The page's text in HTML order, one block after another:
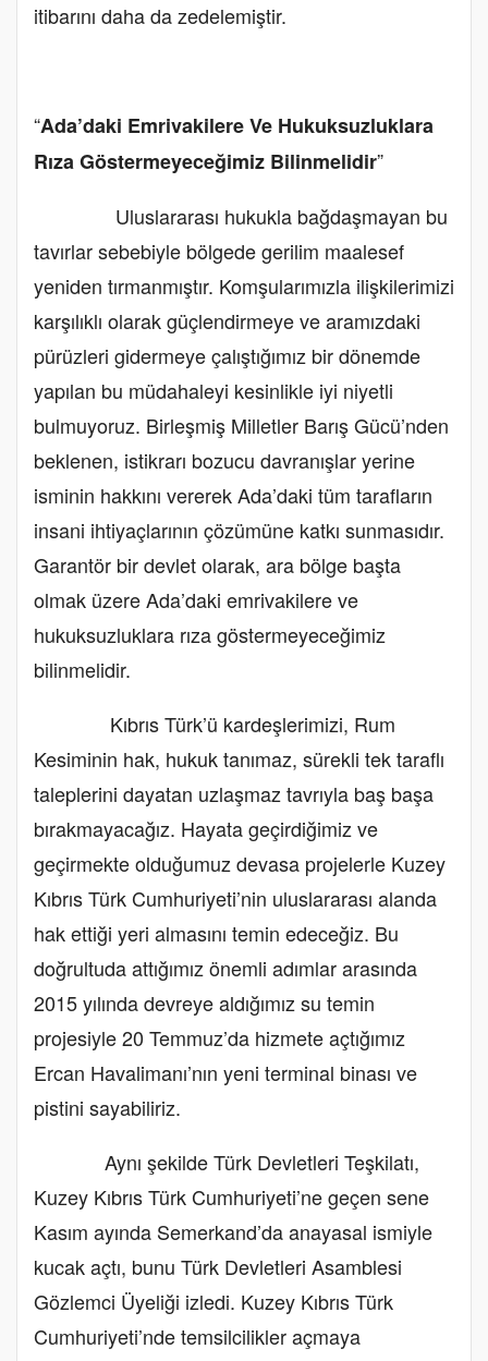
itibarını daha da zedelemiştir.
“Ada’daki Emrivakilere Ve Hukuksuzluklara
Rıza Göstermeyeceğimiz Bilinmelidir”
Uluslararası hukukla bağdaşmayan bu
tavırlar sebebiyle bölgede gerilim maalesef
yeniden tırmanmıştır. Komşularımızla ilişkilerimizi
karşılıklı olarak güçlendirmeye ve aramızdaki
pürüzleri gidermeye çalıştığımız bir dönemde
yapılan bu müdahaleyi kesinlikle iyi niyetli
bulmuyoruz. Birleşmiş Milletler Barış Gücü’nden
beklenen, istikrarı bozucu davranışlar yerine
isminin hakkını vererek Ada’daki tüm tarafların
insani ihtiyaçlarının çözümüne katkı sunmasıdır.
Garantör bir devlet olarak, ara bölge başta
olmak üzere Ada’daki emrivakilere ve
hukuksuzluklara rıza göstermeyeceğimiz
bilinmelidir.
Kıbrıs Türk’ü kardeşlerimizi, Rum
Kesiminin hak, hukuk tanımaz, sürekli tek taraflı
taleplerini dayatan uzlaşmaz tavrıyla baş başa
bırakmayacağız. Hayata geçirdiğimiz ve
geçirmekte olduğumuz devasa projelerle Kuzey
Kıbrıs Türk Cumhuriyeti’nin uluslararası alanda
hak ettiği yeri almasını temin edeceğiz. Bu
doğrultuda attığımız önemli adımlar arasında
2015 yılında devreye aldığımız su temin
projesiyle 20 Temmuz’da hizmete açtığımız
Ercan Havalimanı’nın yeni terminal binası ve
pistini sayabiliriz.
Aynı şekilde Türk Devletleri Teşkilatı,
Kuzey Kıbrıs Türk Cumhuriyeti’ne geçen sene
Kasım ayında Semerkand’da anayasal ismiyle
kucak açtı, bunu Türk Devletleri Asamblesi
Gözlemci Üyeliği izledi. Kuzey Kıbrıs Türk
Cumhuriyeti’nde temsilcilikler açmaya